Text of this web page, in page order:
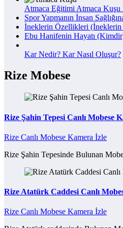
Atmaca Eğitimi Atmaca Kuşu
Spor Yapmanın İnsan
İneklerin Özellikleri (İneklerin
Ebu Hanifenin Hayatı
Kar Nedir? Kar Nasıl Oluşur?
Rize Mobese
Rize Şahin Tepesi Canlı Mobese
Rize Canlı Mobese Kamera İzle
Rize Şahin Tepesinde Bulunan
Rize Atatürk Caddesi Canlı
Rize Canlı Mobese Kamera İzle